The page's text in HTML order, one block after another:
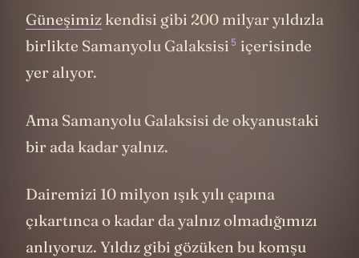
Güneşimiz kendisi gibi 200 milyar yıldızla
birlikte Samanyolu Galaksisi 5 içerisinde
yer alıyor.
Ama Samanyolu Galaksisi de okyanustaki
bir ada kadar yalnız.
Dairemizi 10 milyon ışık yılı çapına
çıkartınca o kadar da yalnız olmadığımızı
anlıyoruz. Yıldız gibi gözüken bu komşu